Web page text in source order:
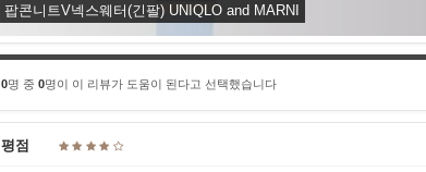
팝콘니트V넥스웨터(긴팔) UNIQLO and MARNI
0명 중 0명이 이 리뷰가 도움이 된다고 선택했습니다
평점